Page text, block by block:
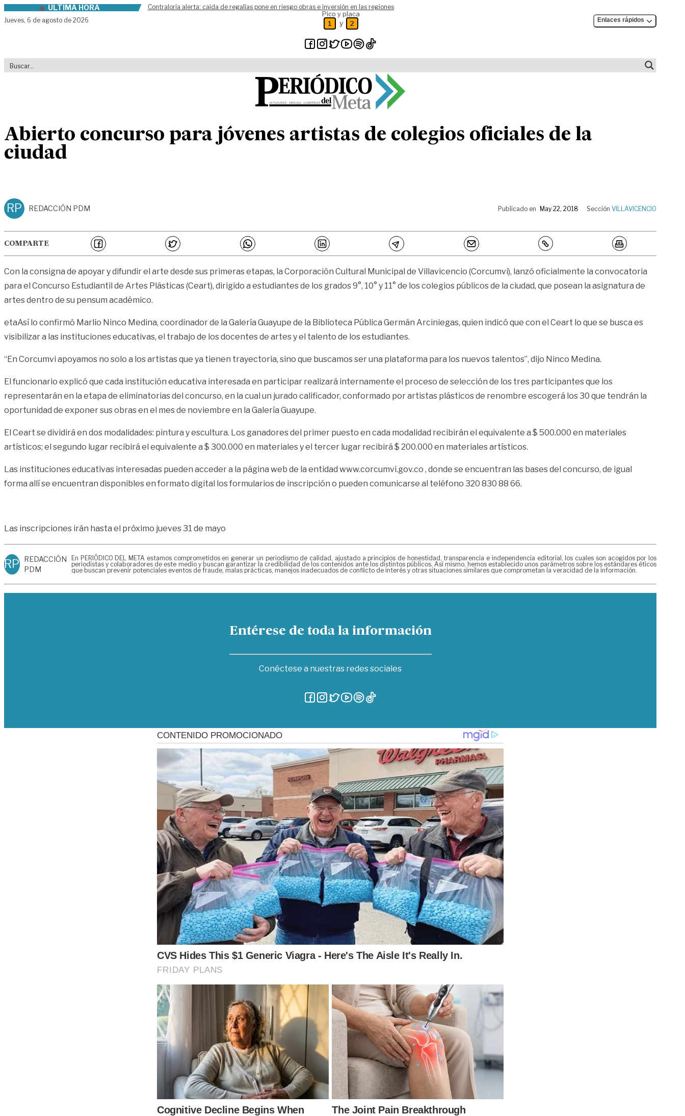
Skip to contentÚLTIMA HORA
Contraloría alerta: caída de regalías pone en riesgo obras e inversión en las regiones
Jueves, 6 de agosto de 2026
Pico y placa
1 y 2 Enlaces rápidos
Abierto concurso para jóvenes artistas de colegios oficiales de la
ciudad
RP REDACCIÓN PDM Publicado en May 22, 2018 Sección VILLAVICENCIO
COMPARTE
Con la consigna de apoyar y difundir el arte desde sus primeras etapas, la Corporación Cultural Municipal de Villavicencio (Corcumvi), lanzó oficialmente la convocatoria
para el Concurso Estudiantil de Artes Plásticas (Ceart), dirigido a estudiantes de los grados 9°, 10° y 11° de los colegios públicos de la ciudad, que posean la asignatura de
artes dentro de su pensum académico.
etaAsí lo confirmó Marlio Ninco Medina, coordinador de la Galería Guayupe de la Biblioteca Pública Germán Arciniegas, quien indicó que con el Ceart lo que se busca es
visibilizar a las instituciones educativas, el trabajo de los docentes de artes y el talento de los estudiantes.
“En Corcumvi apoyamos no solo a los artistas que ya tienen trayectoria, sino que buscamos ser una plataforma para los nuevos talentos”, dijo Ninco Medina.
El funcionario explicó que cada institución educativa interesada en participar realizará internamente el proceso de selección de los tres participantes que los
representarán en la etapa de eliminatorias del concurso, en la cual un jurado calificador, conformado por artistas plásticos de renombre escogerá los 30 que tendrán la
oportunidad de exponer sus obras en el mes de noviembre en la Galería Guayupe.
El Ceart se dividirá en dos modalidades: pintura y escultura. Los ganadores del primer puesto en cada modalidad recibirán el equivalente a $ 500.000 en materiales
artísticos; el segundo lugar recibirá el equivalente a $ 300.000 en materiales y el tercer lugar recibirá $ 200.000 en materiales artísticos.
Las instituciones educativas interesadas pueden acceder a la página web de la entidad www.corcumvi.gov.co , donde se encuentran las bases del concurso, de igual
forma allí se encuentran disponibles en formato digital los formularios de inscripción o pueden comunicarse al teléfono 320 830 88 66.
Las inscripciones irán hasta el próximo jueves 31 de mayo
RP REDACCIÓN
PDM
En PERIÓDICO DEL META estamos comprometidos en generar un periodismo de calidad, ajustado a principios de honestidad, transparencia e independencia editorial, los cuales son acogidos por los
periodistas y colaboradores de este medio y buscan garantizar la credibilidad de los contenidos ante los distintos públicos. Así mismo, hemos establecido unos parámetros sobre los estándares éticos
que buscan prevenir potenciales eventos de fraude, malas prácticas, manejos inadecuados de conflicto de interés y otras situaciones similares que comprometan la veracidad de la información.
Entérese de toda la información
Conéctese a nuestras redes sociales